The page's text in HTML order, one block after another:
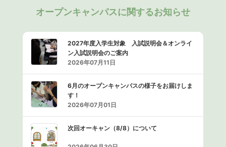
オープンキャンパスに関するお知らせ
2027年度入学生対象 入試説明会＆オンライ
ン入試説明会のご案内
2026年07月11日
6月のオープンキャンパスの様子をお届けしま
す！
2026年07月01日
次回オーキャン（8/8）について